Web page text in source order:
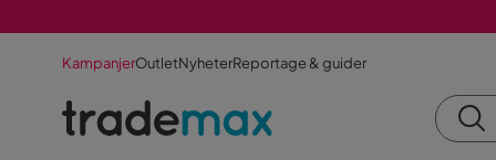
KampanjerOutletNyheterReportage & guider